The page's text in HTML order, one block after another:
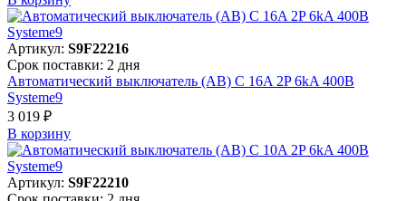
Артикул: S9F22216
Срок поставки: 2 дня
Автоматический выключатель (АВ) C 16A 2P 6kA 400В
Systeme9
3 019 ₽
В корзинy
Артикул: S9F22210